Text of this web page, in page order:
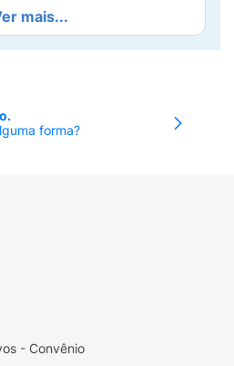
jato seco é adequada
de pele, proporcionando
é ideal para o uso
para sua rotina agitada,
respeita sua pele.
mais...
forma?
- Convênio